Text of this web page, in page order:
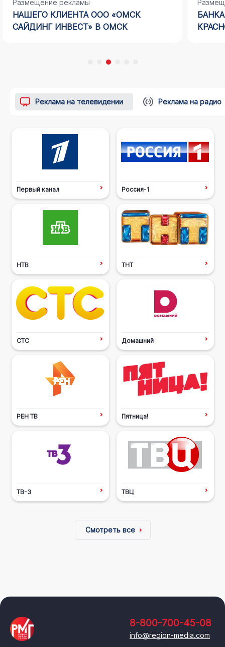
Размещение рекламы
НАШЕГО КЛИЕНТА ООО «ОМСК
САЙДИНГ ИНВЕСТ» В ОМСК
Реклама на телевидении Реклама на радио
Первый канал Россия-1
НТВ ТНТ
СТС Домашний
РЕН ТВ Пятница!
ТВ-3 ТВЦ
Смотреть все
8-800-700-45-08
info@region-media.com